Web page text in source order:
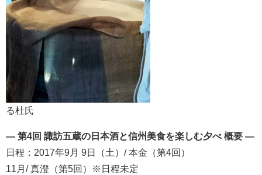
る杜氏
— 第4回 諏訪五蔵の日本酒と信州美食を楽しむ夕べ 概要 —
日程：2017年9月 9日（土）/ 本金（第4回）
11月/ 真澄（第5回）※日程未定